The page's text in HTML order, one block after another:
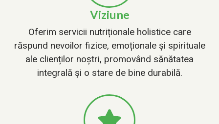
Viziune
Oferim servicii nutriționale holistice care
răspund nevoilor fizice, emoționale și spirituale
ale clienților noștri, promovând sănătatea
integrală și o stare de bine durabilă.